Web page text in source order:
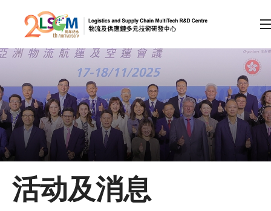
跳到内容（按回车键）
会员登录
A A EN 繁 简
主页
关于LSCM
活动及消息